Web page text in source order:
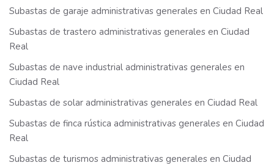
Subastas de garaje administrativas generales en Ciudad Real
Subastas de trastero administrativas generales en Ciudad
Real
Subastas de nave industrial administrativas generales en
Ciudad Real
Subastas de solar administrativas generales en Ciudad Real
Subastas de finca rústica administrativas generales en Ciudad
Real
Subastas de turismos administrativas generales en Ciudad